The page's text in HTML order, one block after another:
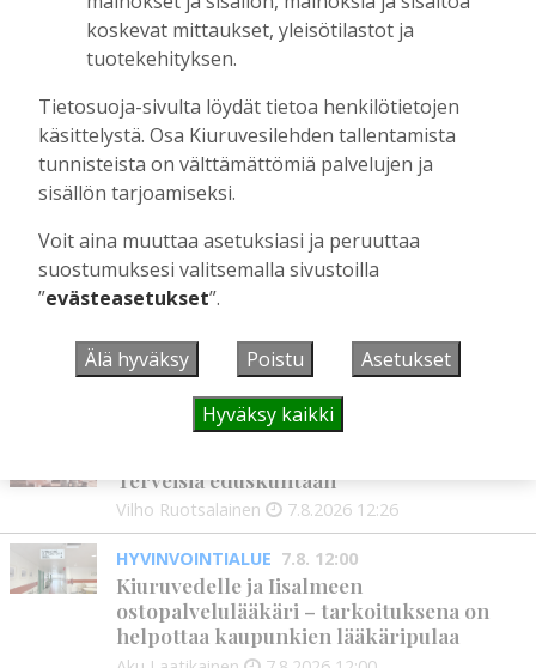
korkotason muutos heijastui alkuvuoden
tulokseen
Tilaajille
Toimitus 6.8.2026 13:18
Mikko Remes täyttää 50 vuotta – vaikka
villitystäkin on havaittavissa, sanoo
syntymäpäiväsankari oppineensa myös
hölläämään vauhtia
Tilaajille
Aku Laatikainen
Terveisiä eduskuntaan
Vilho Ruotsalainen 7.8.2026 12:26
HYVINVOINTIALUE 7.8. 12:00
Kiuruvedelle ja Iisalmeen
ostopalvelulääkäri – tarkoituksena on
helpottaa kaupunkien lääkäripulaa
koskevat mittaukset, yleisötilastot ja
tuotekehityksen.
Tietosuoja-sivulta löydät tietoa henkilötietojen
käsittelystä. Osa Kiuruvesilehden tallentamista
tunnisteista on välttämättömiä palvelujen ja
sisällön tarjoamiseksi.
Voit aina muuttaa asetuksiasi ja peruuttaa
suostumuksesi valitsemalla sivustoilla
”evästeasetukset”.
Älä hyväksy Poistu Asetukset
Hyväksy kaikki